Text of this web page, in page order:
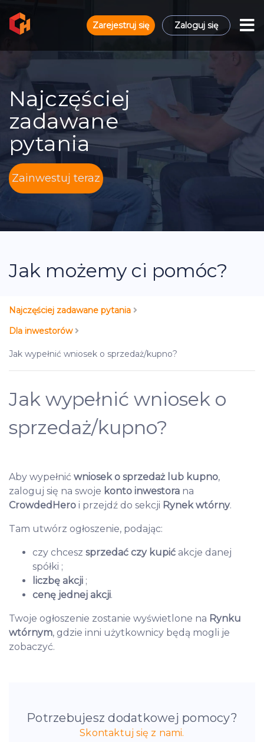
Zarejestruj się Zaloguj się
Najczęściej
zadawane
pytania
Zainwestuj teraz
Jak możemy ci pomóc?
Najczęściej zadawane pytania
Dla inwestorów
Jak wypełnić wniosek o sprzedaż/kupno?
Jak wypełnić wniosek o
sprzedaż/kupno?
Aby wypełnić wniosek o sprzedaż lub kupno,
zaloguj się na swoje konto inwestora na
CrowdedHero i przejdź do sekcji Rynek wtórny.
Tam utwórz ogłoszenie, podając:
czy chcesz sprzedać czy kupić akcje danej
spółki ;
liczbę akcji ;
cenę jednej akcji.
Twoje ogłoszenie zostanie wyświetlone na Rynku
wtórnym, gdzie inni użytkownicy będą mogli je
zobaczyć.
Potrzebujesz dodatkowej pomocy?
Skontaktuj się z nami.